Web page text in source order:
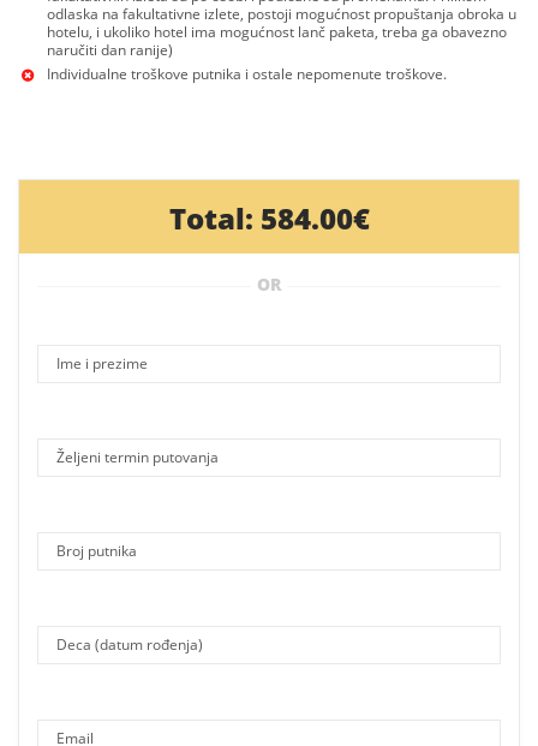
odlaska na fakultativne izlete, postoji mogućnost propuštanja obroka u
hotelu, i ukoliko hotel ima mogućnost lanč paketa, treba ga obavezno
naručiti dan ranije)
Individualne troškove putnika i ostale nepomenute troškove.
Total: 584.00€
OR